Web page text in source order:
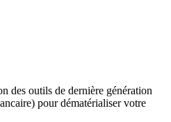
des outils de dernière génération
pour dématérialiser votre